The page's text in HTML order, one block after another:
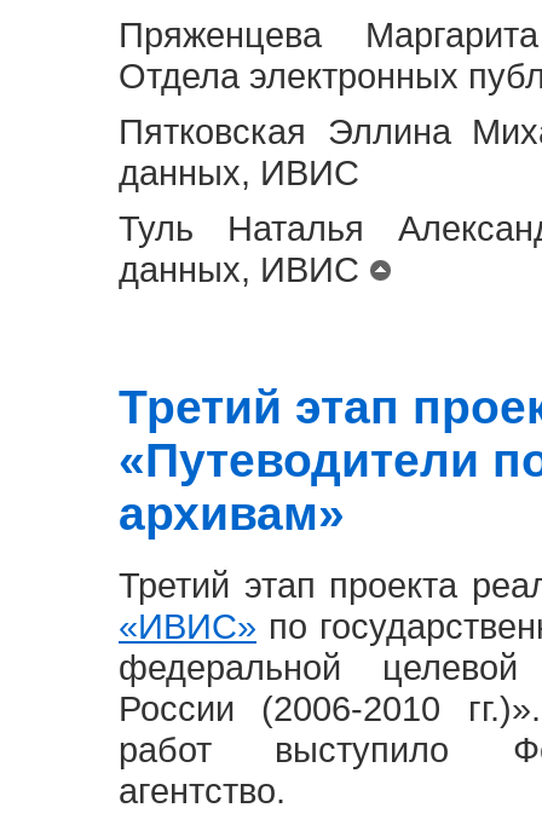
Пряженцева
Отдела электронных
Пятковская Эллина
данных, ИВИС
Туль Наталья
данных, ИВИС
Третий этап
«Путеводители
архивам»
Третий этап проекта
«ИВИС» по
федеральной
России (2006-2010
работ выступило
агентство.